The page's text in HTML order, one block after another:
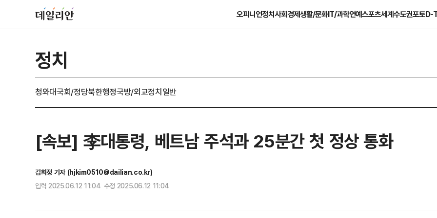
오피니언정치사회경제생활/문화IT/과학연예스포츠세계수도권포토D-
정치
청와대국회/정당북한행정국방/외교정치일반
[속보] 李대통령, 베트남 주석과 25분간 첫 정상 통화
김희정 기자 (hjkim0510@dailian.co.kr)
입력 2025.06.12 11:04 수정 2025.06.12 11:04